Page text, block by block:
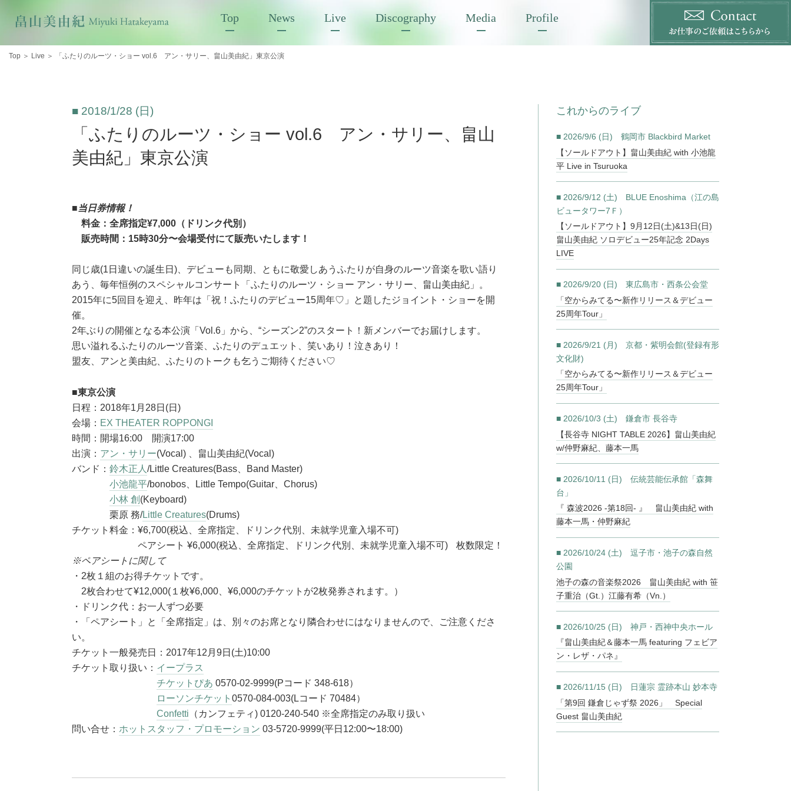
Top News Live Discography Media Profile
Top ＞ Live ＞ 「ふたりのルーツ・ショー vol.6 アン・サリー、畠山美由紀」東京公演
■ 2018/1/28 (日)
「ふたりのルーツ・ショー vol.6 アン・サリー、畠山
美由紀」東京公演
■当日券情報！
料金：全席指定¥7,000（ドリンク代別）
販売時間：15時30分〜会場受付にて販売いたします！
同じ歳(1日違いの誕生日)、デビューも同期、ともに敬愛しあうふたりが自身のルーツ音楽を歌い語り
あう、毎年恒例のスペシャルコンサート「ふたりのルーツ・ショー アン・サリー、畠山美由紀」。
2015年に5回目を迎え、昨年は「祝！ふたりのデビュー15周年♡」と題したジョイント・ショーを開
催。
2年ぶりの開催となる本公演「Vol.6」から、“シーズン2”のスタート！新メンバーでお届けします。
思い溢れるふたりのルーツ音楽、ふたりのデュエット、笑いあり！泣きあり！
盟友、アンと美由紀、ふたりのトークも乞うご期待ください♡
■東京公演
日程：2018年1月28日(日)
会場： EX THEATER ROPPONGI
時間：開場16:00 開演17:00
出演： アン・サリー(Vocal) 、畠山美由紀(Vocal)
バンド： 鈴木正人 /Little Creatures(Bass、Band Master)
小池龍平/bonobos、Little Tempo(Guitar、Chorus)
小林 創 (Keyboard)
栗原 務/Little Creatures(Drums)
チケット料金：¥6,700(税込、全席指定、ドリンク代別、未就学児童入場不可)
ペアシート ¥6,000(税込、全席指定、ドリンク代別、未就学児童入場不可) 枚数限定！
※ペアシートに関して
・2枚１組のお得チケットです。
2枚合わせて¥12,000(１枚¥6,000、¥6,000のチケットが2枚発券されます。）
・ドリンク代：お一人ずつ必要
・「ペアシート」と「全席指定」は、別々のお席となり隣合わせにはなりませんので、ご注意くださ
い。
チケット一般発売日：2017年12月9日(土)10:00
チケット取り扱い： イープラス
チケットぴあ 0570-02-9999(Pコード 348-618）
ローソンチケット 0570-084-003(Lコード 70484）
Confetti （カンフェティ) 0120-240-540 ※全席指定のみ取り扱い
問い合せ： ホットスタッフ・プロモーション 03-5720-9999(平日12:00〜18:00)
これからのライブ
■ 2026/9/6 (日) 鶴岡市 Blackbird Market
【ソールドアウト】畠山美由紀 with 小池龍
平 Live in Tsuruoka
■ 2026/9/12 (土) BLUE Enoshima（江の島
ビュータワー7Ｆ）
【ソールドアウト】9月12日(土)&13日(日)
畠山美由紀 ソロデビュー25年記念 2Days
LIVE
■ 2026/9/20 (日) 東広島市・西条公会堂
「空からみてる〜新作リリース＆デビュー
25周年Tour」
■ 2026/9/21 (月) 京都・紫明会館(登録有形
文化財)
「空からみてる〜新作リリース＆デビュー
25周年Tour」
■ 2026/10/3 (土) 鎌倉市 長谷寺
【長谷寺 NIGHT TABLE 2026】畠山美由紀
w/仲野麻紀、藤本一馬
■ 2026/10/11 (日) 伝統芸能伝承館「森舞
台」
『 森波2026 -第18回- 』 畠山美由紀 with
藤本一馬・仲野麻紀
■ 2026/10/24 (土) 逗子市・池子の森自然
公園
池子の森の音楽祭2026 畠山美由紀 with 笹
子重治（Gt.）江藤有希（Vn.）
■ 2026/10/25 (日) 神戸・西神中央ホール
『畠山美由紀＆藤本一馬 featuring フェビア
ン・レザ・パネ』
■ 2026/11/15 (日) 日蓮宗 霊跡本山 妙本寺
「第9回 鎌倉じゃず祭 2026」 Special
Guest 畠山美由紀